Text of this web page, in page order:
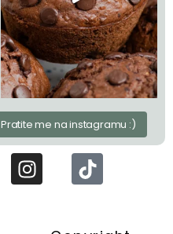
Pratite me na instagramu :)